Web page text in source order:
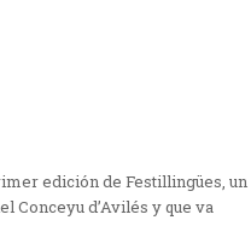
edición de Festillingües, un
Conceyu d’Avilés y que va